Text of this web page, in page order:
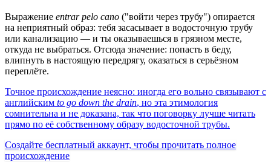
Выражение entrar pelo cano ("войти через трубу") опирается
на неприятный образ: тебя засасывает в водосточную трубу
или канализацию — и ты оказываешься в грязном месте,
откуда не выбраться. Отсюда значение: попасть в беду,
влипнуть в настоящую передрягу, оказаться в серьёзном
переплёте.
Точное происхождение неясно: иногда его вольно связывают с
английским to go down the drain, но эта этимология
сомнительна и не доказана, так что поговорку лучше читать
прямо по её собственному образу водосточной трубы.
Создайте бесплатный аккаунт, чтобы прочитать полное
происхождение